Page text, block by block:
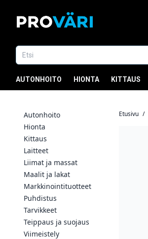
AUTONHOITO HIONTA KITTAUS
Autonhoito
Hionta
Kittaus
Laitteet
Liimat ja massat
Maalit ja lakat
Markkinointituotteet
Puhdistus
Tarvikkeet
Teippaus ja suojaus
Viimeistely
Etusivu /